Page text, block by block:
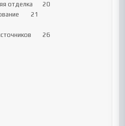
20
21
26